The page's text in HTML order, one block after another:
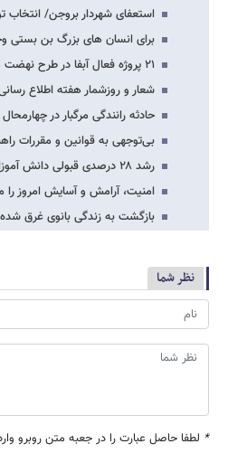
استعفای شهردار بروجن/ انتخاب
برای انسان های بزرگ بن بستی
۲۱ پروژه فعال آبفا در طرح نهضت ملی مسکن چهارمحال وبختیاری
شعار و روزشمار هفته اطلاع
حادثه رانندگی مرگبار در
بی‌توجهی به قوانین و مقررات
رشد ۲۸ درصدی قبولی دانش آموزان چهارمحال وبختیاری در کنکور سال ۱۴۰۳
امنیت، آرامش و آسایش امروز
بازگشت به زندگی بانوی غرق شده
نظر شما
* لطفا حاصل عبارت را در جعبه متن روبرو